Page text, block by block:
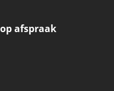
afspraak